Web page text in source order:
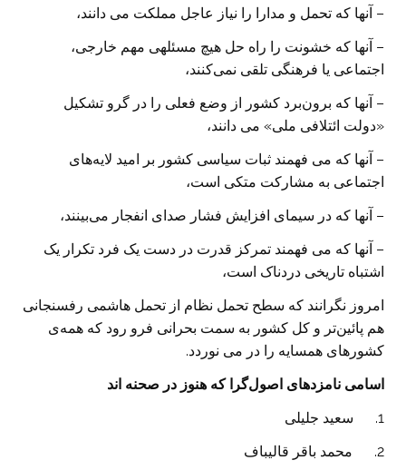
– آنها که تحمل و مدارا را نیاز عاجل مملکت می دانند،
– آنها که خشونت را راه حل هیچ مسئلهی مهم خارجی،
اجتماعی یا فرهنگی تلقی نمی‌کنند،
– آنها که برون‌برد کشور از وضع فعلی را در گرو تشکیل
«دولت ائتلافی ملی» می دانند،
– آنها که می فهمند ثبات سیاسی کشور بر امید لایه‌های
اجتماعی به مشارکت متکی است،
– آنها که در سیمای افزایش فشار صدای انفجار می‌بینند،
– آنها که می فهمند تمرکز قدرت در دست یک فرد تکرار یک
اشتباه تاریخی دردناک است،
امروز نگرانند که سطح تحمل نظام از تحمل هاشمی رفسنجانی
هم پائین‌تر و کل کشور به سمت بحرانی فرو رود که همه‌ی
کشورهای همسایه را در می نوردد.
اسامی نامزدهای اصول‌گرا که هنوز در صحنه اند
1. سعید جلیلی
2. محمد باقر قالیباف